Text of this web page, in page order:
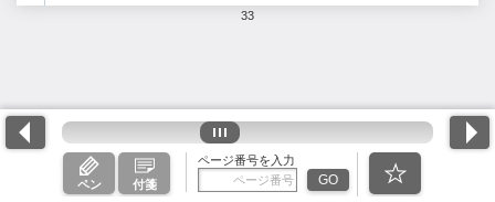
33
ペン 付箋
ページ番号を入力
GO